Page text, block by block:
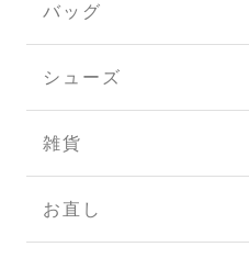
バッグ
シューズ
雑貨
お直し